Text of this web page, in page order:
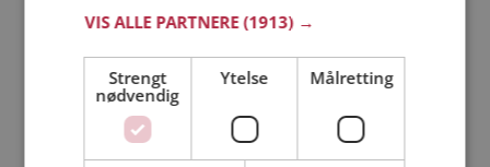
Bli medlem gratis!
Jeg er en: Mann Kvinne
Min alder:
VIS ALLE PARTNERE(1913) →
Strengt
nødvendig
Ytelse Målretting